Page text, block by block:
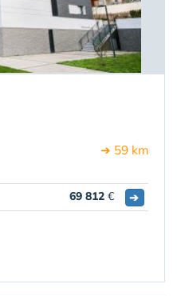
➔ 59 km
69 812 € ➔